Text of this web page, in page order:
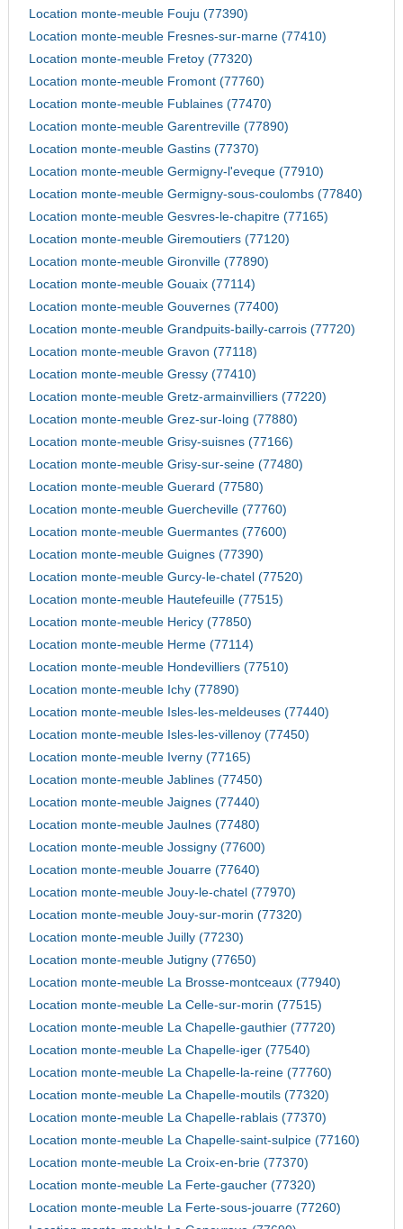
Location monte-meuble Fouju (77390)
Location monte-meuble Fresnes-sur-marne (77410)
Location monte-meuble Fretoy (77320)
Location monte-meuble Fromont (77760)
Location monte-meuble Fublaines (77470)
Location monte-meuble Garentreville (77890)
Location monte-meuble Gastins (77370)
Location monte-meuble Germigny-l'eveque (77910)
Location monte-meuble Germigny-sous-coulombs (77840)
Location monte-meuble Gesvres-le-chapitre (77165)
Location monte-meuble Giremoutiers (77120)
Location monte-meuble Gironville (77890)
Location monte-meuble Gouaix (77114)
Location monte-meuble Gouvernes (77400)
Location monte-meuble Grandpuits-bailly-carrois (77720)
Location monte-meuble Gravon (77118)
Location monte-meuble Gressy (77410)
Location monte-meuble Gretz-armainvilliers (77220)
Location monte-meuble Grez-sur-loing (77880)
Location monte-meuble Grisy-suisnes (77166)
Location monte-meuble Grisy-sur-seine (77480)
Location monte-meuble Guerard (77580)
Location monte-meuble Guercheville (77760)
Location monte-meuble Guermantes (77600)
Location monte-meuble Guignes (77390)
Location monte-meuble Gurcy-le-chatel (77520)
Location monte-meuble Hautefeuille (77515)
Location monte-meuble Hericy (77850)
Location monte-meuble Herme (77114)
Location monte-meuble Hondevilliers (77510)
Location monte-meuble Ichy (77890)
Location monte-meuble Isles-les-meldeuses (77440)
Location monte-meuble Isles-les-villenoy (77450)
Location monte-meuble Iverny (77165)
Location monte-meuble Jablines (77450)
Location monte-meuble Jaignes (77440)
Location monte-meuble Jaulnes (77480)
Location monte-meuble Jossigny (77600)
Location monte-meuble Jouarre (77640)
Location monte-meuble Jouy-le-chatel (77970)
Location monte-meuble Jouy-sur-morin (77320)
Location monte-meuble Juilly (77230)
Location monte-meuble Jutigny (77650)
Location monte-meuble La Brosse-montceaux (77940)
Location monte-meuble La Celle-sur-morin (77515)
Location monte-meuble La Chapelle-gauthier (77720)
Location monte-meuble La Chapelle-iger (77540)
Location monte-meuble La Chapelle-la-reine (77760)
Location monte-meuble La Chapelle-moutils (77320)
Location monte-meuble La Chapelle-rablais (77370)
Location monte-meuble La Chapelle-saint-sulpice (77160)
Location monte-meuble La Croix-en-brie (77370)
Location monte-meuble La Ferte-gaucher (77320)
Location monte-meuble La Ferte-sous-jouarre (77260)